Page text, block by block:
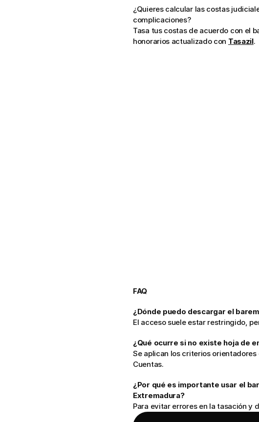
¿Quieres calcular las costas
complicaciones?
Tasa tus costas de acuerdo con el
honorarios actualizado con Tasazil.
FAQ
¿Dónde puedo descargar el
El acceso suele estar restringido,
¿Qué ocurre si no existe hoja de
Se aplican los criterios
Cuentas.
¿Por qué es importante usar el
Extremadura?
Para evitar errores en la tasación y